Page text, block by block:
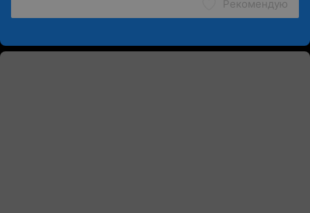
Рекомендую